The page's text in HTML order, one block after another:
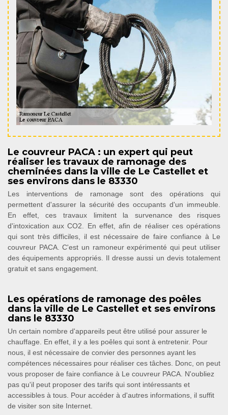
Le couvreur PACA : un expert qui peut
réaliser les travaux de ramonage des
cheminées dans la ville de Le Castellet et
ses environs dans le 83330
Les interventions de ramonage sont des opérations qui
permettent d'assurer la sécurité des occupants d'un immeuble.
En effet, ces travaux limitent la survenance des risques
d'intoxication aux CO2. En effet, afin de réaliser ces opérations
qui sont très difficiles, il est nécessaire de faire confiance à Le
couvreur PACA. C'est un ramoneur expérimenté qui peut utiliser
des équipements appropriés. Il dresse aussi un devis totalement
gratuit et sans engagement.
Les opérations de ramonage des poêles
dans la ville de Le Castellet et ses environs
dans le 83330
Un certain nombre d'appareils peut être utilisé pour assurer le
chauffage. En effet, il y a les poêles qui sont à entretenir. Pour
nous, il est nécessaire de convier des personnes ayant les
compétences nécessaires pour réaliser ces tâches. Donc, on peut
vous proposer de faire confiance à Le couvreur PACA. N'oubliez
pas qu'il peut proposer des tarifs qui sont intéressants et
accessibles à tous. Pour accéder à d'autres informations, il suffit
de visiter son site Internet.